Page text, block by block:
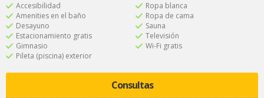
Accesibilidad
Amenities en el baño
Desayuno
Estacionamiento gratis
Gimnasio
Pileta (piscina) exterior
Ropa blanca
Ropa de cama
Sauna
Televisión
Wi-Fi gratis
Consultas